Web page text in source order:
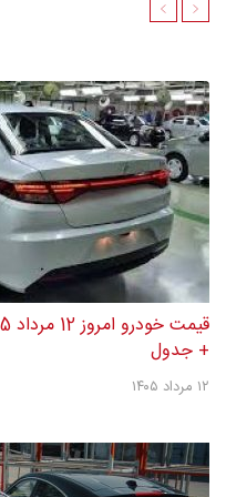
+ جدول
۱۲ مرداد ۱۴۰۵